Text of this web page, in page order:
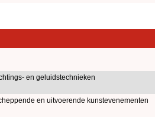
en geluidstechnieken
en uitvoerende kunstevenementen